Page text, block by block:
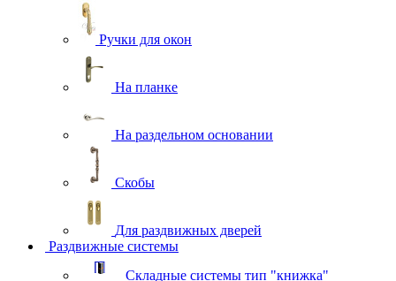
Ручки для окон
На планке
На раздельном основании
Скобы
Для раздвижных дверей
Раздвижные системы
Складные системы тип "книжка"